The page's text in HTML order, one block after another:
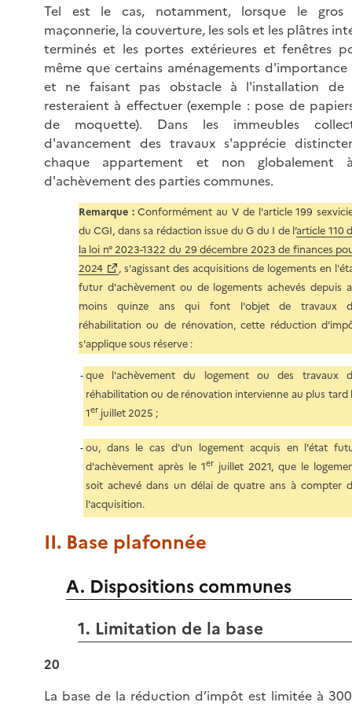
Tel est le cas, notamment, lorsque le
maçonnerie, la couverture, les sols et les plâtres
terminés et les portes extérieures et fenêtres
même que certains aménagements d'importance
et ne faisant pas obstacle à l'installation de
resteraient à effectuer (exemple : pose de
de moquette). Dans les immeubles
d'avancement des travaux s'apprécie
chaque appartement et non
d'achèvement des parties communes.
Remarque :Conformément au V de l'article 199
du CGI, dans sa rédaction issue du G du I de l’article 110
la loi n° 2023-1322 du 29 décembre 2023 de finances
2024
, s'agissant des acquisitions de logements en
futur d'achèvement ou de logements achevés depuis
moins quinze ans qui font l'objet de travaux
réhabilitation ou de rénovation, cette réduction
s'applique sous réserve :
que l'achèvement du logement ou des travaux
réhabilitation ou de rénovation intervienne au plus tard
1erjuillet 2025 ;
ou, dans le cas d'un logement acquis en l'état
d'achèvement après le 1erjuillet 2021, que le
soit achevé dans un délai de quatre ans à compter
l'acquisition.
II. Base plafonnée
A. Dispositions communes
1. Limitation de la base
20
La base de la réduction d’impôt est limitée à